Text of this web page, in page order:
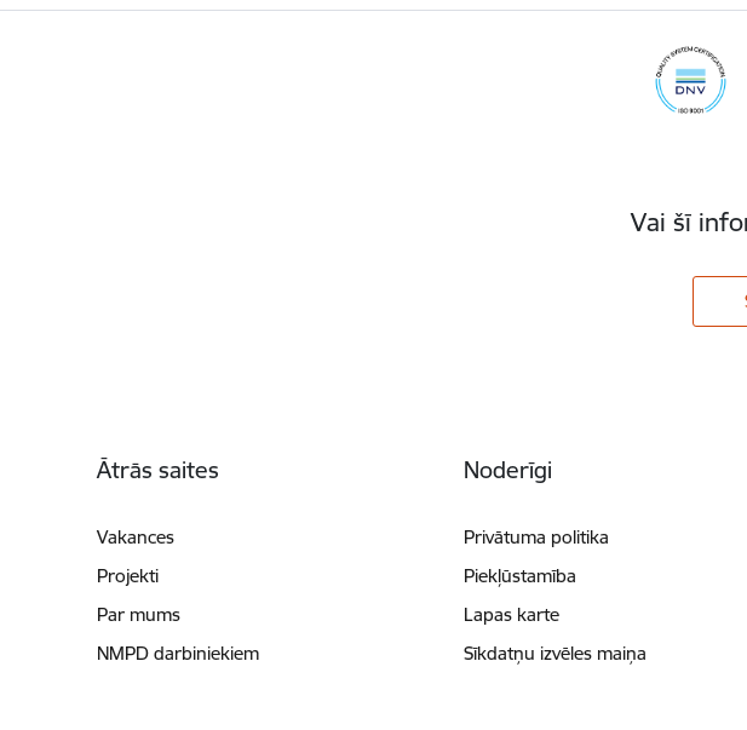
Vai šī
Ātrās saites
Vakances
Projekti
Par mums
NMPD darbiniekiem
Noderīgi
Privātuma politika
Piekļūstamība
Lapas karte
Sīkdatņu izvēles maiņa